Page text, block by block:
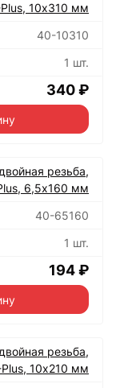
10х310 мм
40-10310
1 шт.
340 ₽
резьба,
6,5х160 мм
40-65160
1 шт.
194 ₽
резьба,
Plus, 10х210 мм